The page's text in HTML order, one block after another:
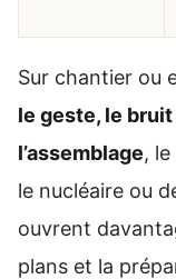
Sur chantier ou
le geste, le
l’assemblage,
le nucléaire ou
ouvrent
plans et la